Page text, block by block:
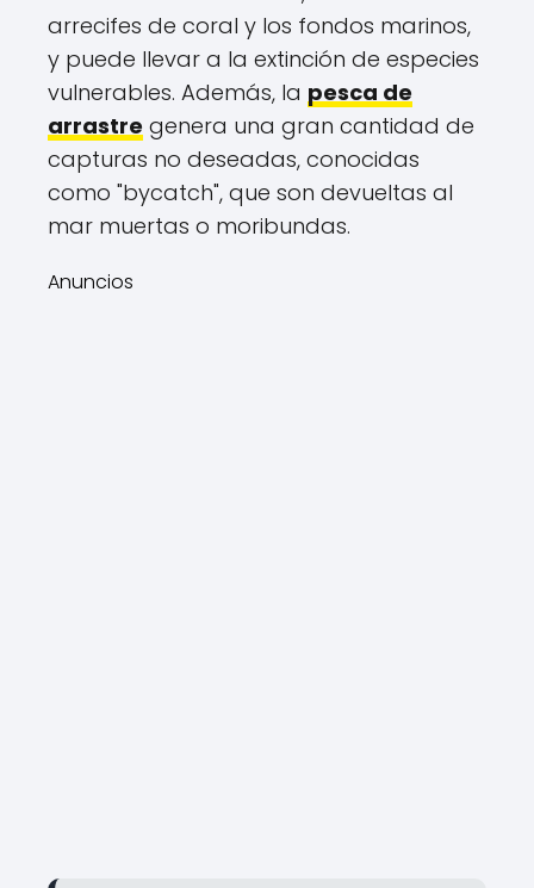
arrecifes de coral y los fondos marinos,
y puede llevar a la extinción de especies
vulnerables. Además, la pesca de
arrastre genera una gran cantidad de
capturas no deseadas, conocidas
como "bycatch", que son devueltas al
mar muertas o moribundas.
Anuncios